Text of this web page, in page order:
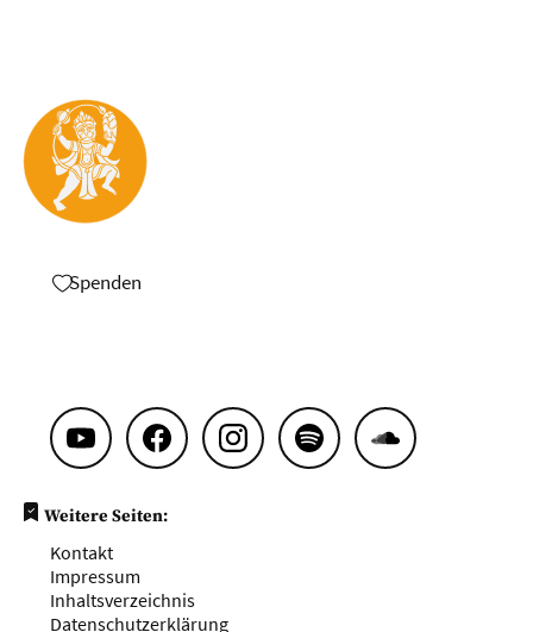
Spenden
Weitere Seiten:
Kontakt
Impressum
Inhaltsverzeichnis
Datenschutzerklärung